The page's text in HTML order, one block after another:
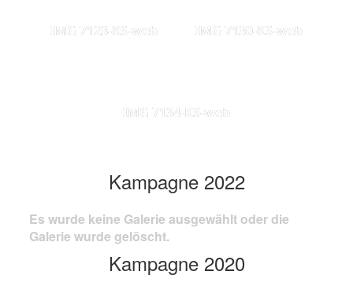
IMG 7123-KS-web IMG 7130-KS-web
IMG 7134-KS-web
Kampagne 2022
Es wurde keine Galerie ausgewählt oder die
Galerie wurde gelöscht.
Kampagne 2020